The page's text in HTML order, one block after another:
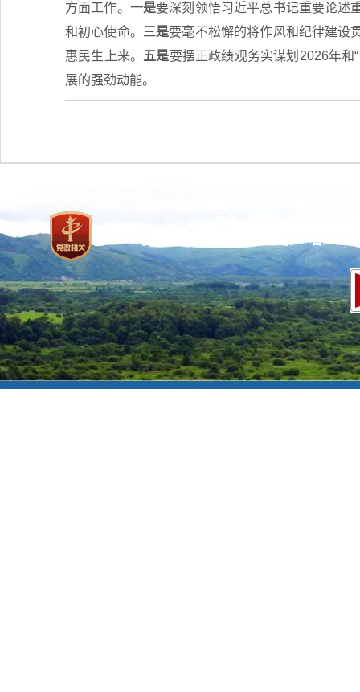
方面工作。 一是要深刻领悟习近平总书记重要论述
和初心使命。 三是要毫不松懈的将作风和纪律建设
惠民生上来。
五是要摆正政绩观务实谋划2026年和
展的强劲动能。
京ICP备